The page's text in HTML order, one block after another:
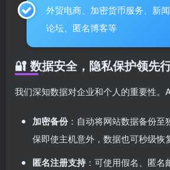
外贸电商、加密货币服务、新
论坛、匿名博客等
🔐 数据安全，隐私保护领先
我们深知数据对企业和个人的重要性。
加密备份：自动将网站数据备份至
保即使主机意外，数据也可秒级恢
匿名注册支持：可使用假名、匿名